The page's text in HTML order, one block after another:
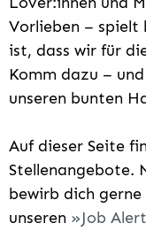
Vorlieben – spielt
ist, dass wir für
Komm dazu –
unseren bunten
Auf dieser Seite
Stellenangebote.
bewirb dich gerne
unseren
Job Alert